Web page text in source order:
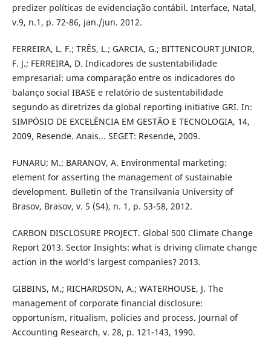
predizer políticas de evidenciação contábil. Interface, Natal,
v.9, n.1, p. 72-86, jan./jun. 2012.
FERREIRA, L. F.; TRÊS, L.; GARCIA, G.; BITTENCOURT JUNIOR,
F. J.; FERREIRA, D. Indicadores de sustentabilidade
empresarial: uma comparação entre os indicadores do
balanço social IBASE e relatório de sustentabilidade
segundo as diretrizes da global reporting initiative GRI. In:
SIMPÓSIO DE EXCELÊNCIA EM GESTÃO E TECNOLOGIA, 14,
2009, Resende. Anais... SEGET: Resende, 2009.
FUNARU; M.; BARANOV, A. Environmental marketing:
element for asserting the management of sustainable
development. Bulletin of the Transilvania University of
Brasov, Brasov, v. 5 (54), n. 1, p. 53-58, 2012.
CARBON DISCLOSURE PROJECT. Global 500 Climate Change
Report 2013. Sector Insights: what is driving climate change
action in the world’s largest companies? 2013.
GIBBINS, M.; RICHARDSON, A.; WATERHOUSE, J. The
management of corporate financial disclosure:
opportunism, ritualism, policies and process. Journal of
Accounting Research, v. 28, p. 121-143, 1990.